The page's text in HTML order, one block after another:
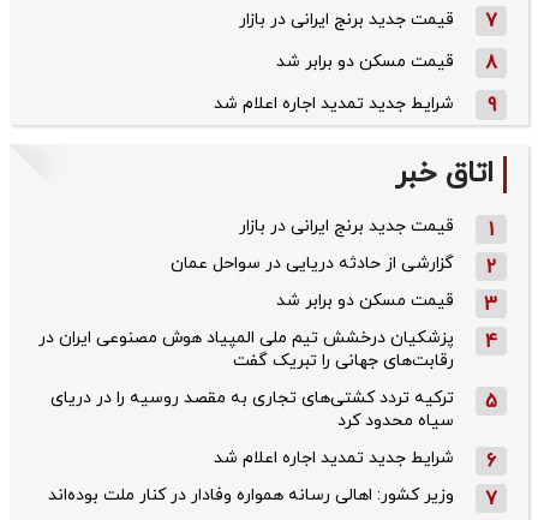
7 قیمت جدید برنج ایرانی در بازار
8 قیمت مسکن دو برابر شد
9 شرایط جدید تمدید اجاره اعلام شد
اتاق خبر
1 قیمت جدید برنج ایرانی در بازار
2 گزارشی از حادثه دریایی در سواحل عمان
3 قیمت مسکن دو برابر شد
4
پزشکیان درخشش تیم ملی المپیاد هوش مصنوعی ایران در
رقابت‌های جهانی را تبریک گفت
5
ترکیه تردد کشتی‌های تجاری به مقصد روسیه را در دریای
سیاه محدود کرد
6 شرایط جدید تمدید اجاره اعلام شد
7 وزیر کشور: اهالی رسانه همواره وفادار در کنار ملت بوده‌اند